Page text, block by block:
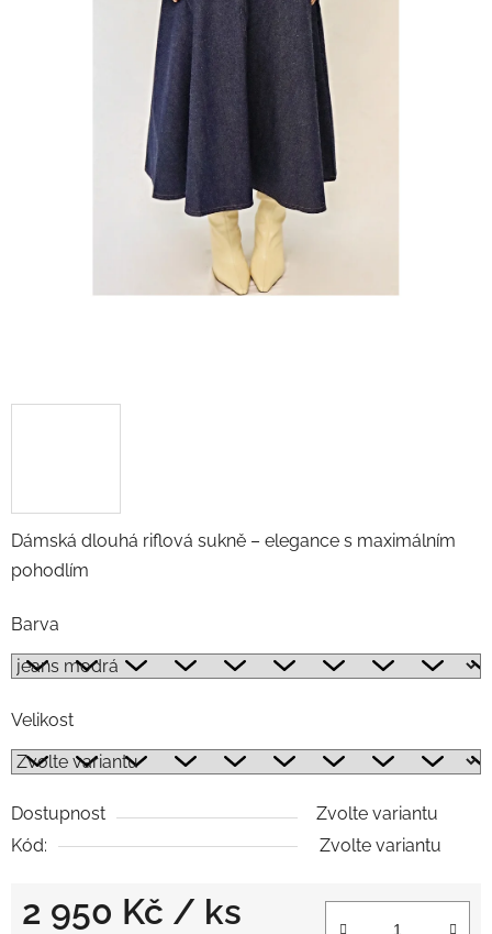
Dámská dlouhá riflová sukně – elegance s maximálním
pohodlím
Barva
Velikost
Dostupnost
Zvolte variantu
Kód:
Zvolte variantu
2 950 Kč / ks